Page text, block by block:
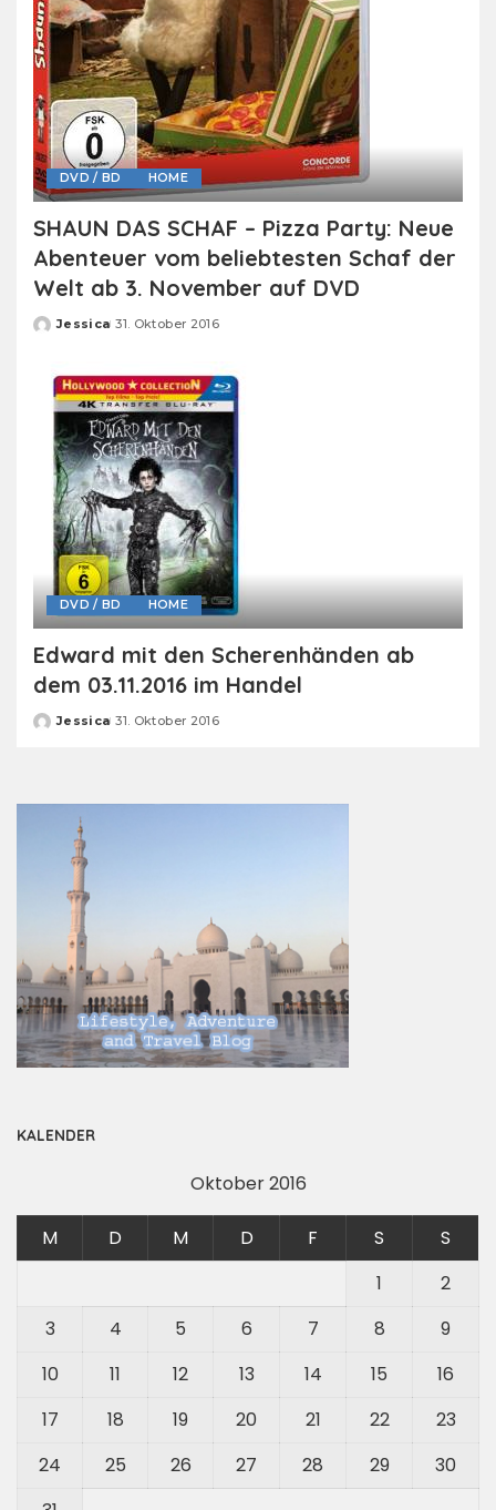
DVD / BD HOME
SHAUN DAS SCHAF – Pizza Party: Neue
Abenteuer vom beliebtesten Schaf der
Welt ab 3. November auf DVD
Posted
Jessica 31. Oktober 2016
DVD / BD HOME
Edward mit den Scherenhänden ab
dem 03.11.2016 im Handel
Posted
Jessica 31. Oktober 2016
KALENDER
Oktober 2016
M D M D F S
S
1
2
3
4 5 6 7 8
9
10
11 12 13 14 15
16
17
18 19 20 21 22
23
24
25 26 27 28 29
30